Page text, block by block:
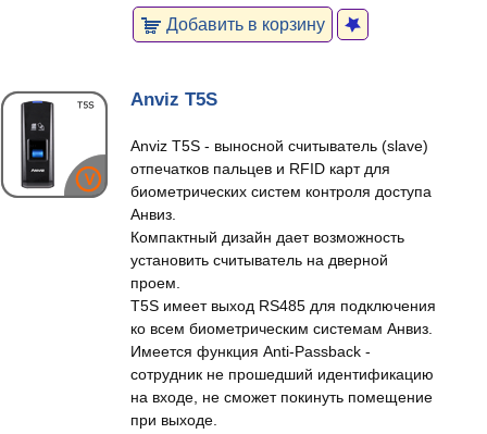
Добавить в корзину
Anviz T5S
Anviz T5S - выносной считыватель (slave)
отпечатков пальцев и RFID карт для
биометрических систем контроля доступа
Анвиз.
Компактный дизайн дает возможность
установить считыватель на дверной
проем.
T5S имеет выход RS485 для подключения
ко всем биометрическим системам Анвиз.
Имеется функция Anti-Passback -
сотрудник не прошедший идентификацию
на входе, не сможет покинуть помещение
при выходе.